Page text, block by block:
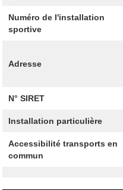
Numéro de l'installation
sportive
Adresse
N° SIRET
Installation particulière
Accessibilité transports en
commun